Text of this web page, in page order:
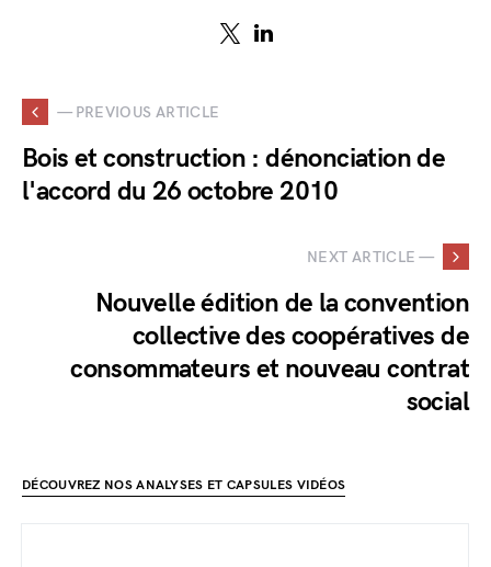
— PREVIOUS ARTICLE
Bois et construction : dénonciation de
l'accord du 26 octobre 2010
NEXT ARTICLE —
Nouvelle édition de la convention
collective des coopératives de
consommateurs et nouveau contrat
social
DÉCOUVREZ NOS ANALYSES ET CAPSULES VIDÉOS